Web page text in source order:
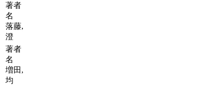
著者
名
落藤,
澄
著者
名
増田,
均